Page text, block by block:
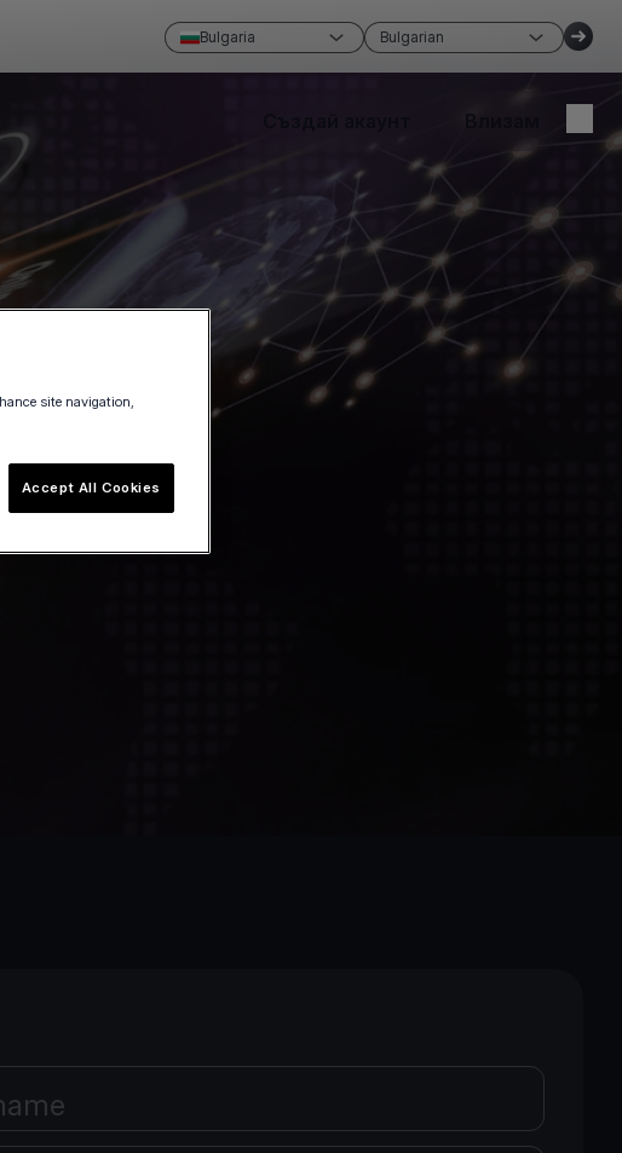
Bulgaria Bulgarian
site navigation,
Accept All Cookies